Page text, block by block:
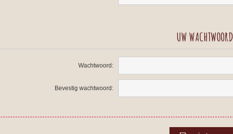
UW WACHTWOORD
Wachtwoord:
Bevestig wachtwoord: